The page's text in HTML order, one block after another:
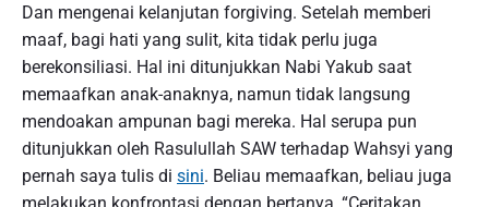
Dan mengenai kelanjutan forgiving. Setelah memberi
maaf, bagi hati yang sulit, kita tidak perlu juga
berekonsiliasi. Hal ini ditunjukkan Nabi Yakub saat
memaafkan anak-anaknya, namun tidak langsung
mendoakan ampunan bagi mereka. Hal serupa pun
ditunjukkan oleh Rasulullah SAW terhadap Wahsyi yang
pernah saya tulis di sini. Beliau memaafkan, beliau juga